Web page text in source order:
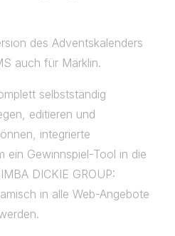
des Adventskalenders
auch für Märklin.
selbstständig
editieren und
integrierte
ein Gewinnspiel-Tool in die
DICKIE GROUP:
in alle Web-Angebote